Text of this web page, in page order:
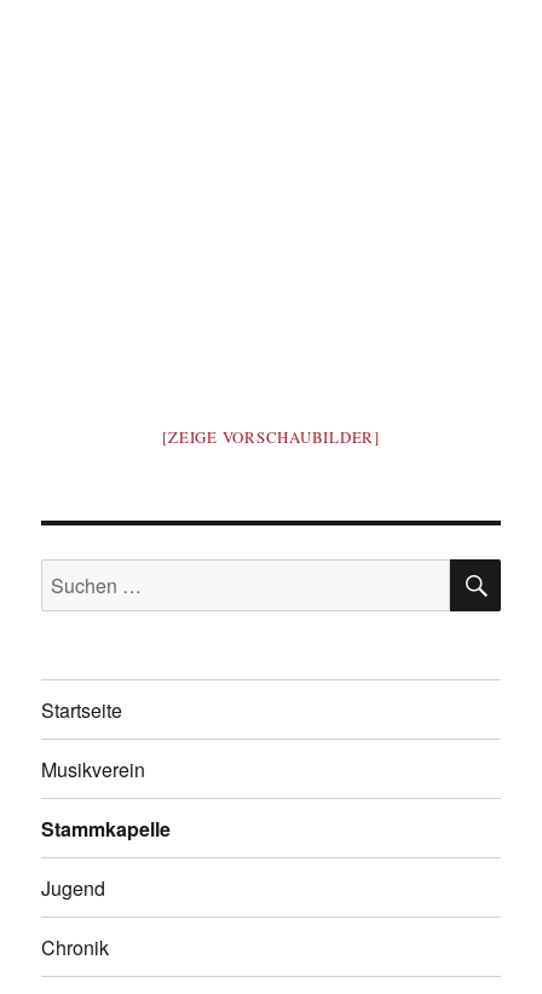
[ZEIGE VORSCHAUBILDER]
Suchen
nach:
Startseite
Musikverein
Stammkapelle
Jugend
Chronik